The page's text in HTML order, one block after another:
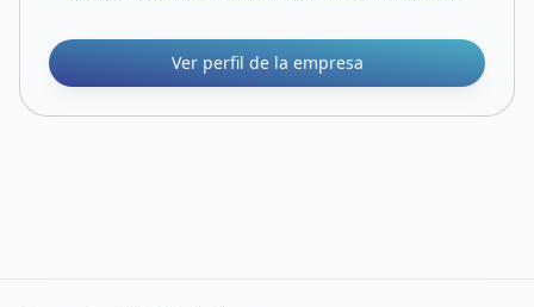
Ver perfil de la empresa